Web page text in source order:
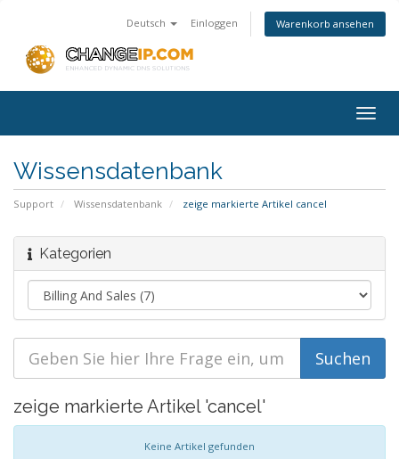
Deutsch Einloggen Warenkorb ansehen
Wissensdatenbank
Support Wissensdatenbank zeige markierte Artikel cancel
Kategorien
zeige markierte Artikel 'cancel'
Keine Artikel gefunden